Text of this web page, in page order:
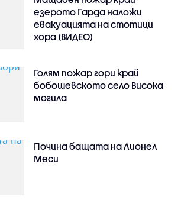
езерото Гарда наложи
евакуацията на стотици
хора (ВИДЕО)
Голям пожар гори край
бобошевското село Висока
могила
Почина бащата на Лионел
Меси